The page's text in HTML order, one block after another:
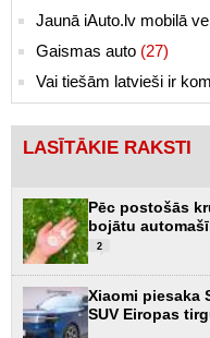
Jaunā iAuto.lv mobilā
Gaismas auto (27)
Vai tiešām latvieši ir
LASĪTĀKIE RAKSTI
Pēc postošās
bojātu
2
Xiaomi piesaka
SUV Eiropas